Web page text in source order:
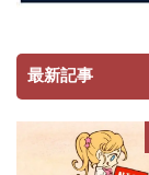
最新記事